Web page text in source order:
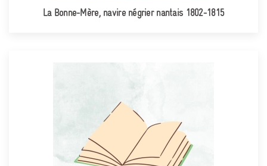
La Bonne-Mère, navire négrier nantais 1802-1815